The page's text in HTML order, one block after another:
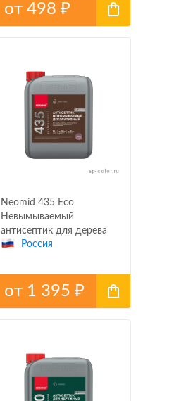
от498₽
Neomid 435 Eco
Невымываемый
антисептик для дерева
Россия
от 1 395₽